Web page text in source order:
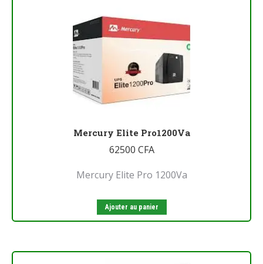
Mercury Elite Pro1200Va
62500 CFA
Mercury Elite Pro 1200Va
Ajouter au panier